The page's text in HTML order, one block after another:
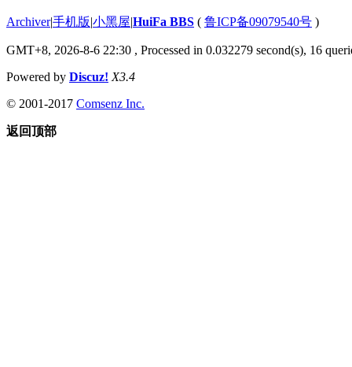
Archiver|手机版|小黑屋|HuiFa BBS ( 鲁ICP备09079540号 )
GMT+8, 2026-8-6 22:30 , Processed in 0.032279 second(s), 16
Powered by Discuz! X3.4
© 2001-2017 Comsenz Inc.
返回顶部